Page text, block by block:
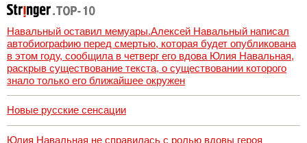
Навальный оставил мемуары.Алексей Навальный написал
автобиографию перед смертью, которая будет опубликована
в этом году, сообщила в четверг его вдова Юлия Навальная,
раскрыв существование текста, о существовании которого
знало только его ближайшее окружен
Новые русские сенсации
Юлия Навальная не справилась с ролью вдовы героя